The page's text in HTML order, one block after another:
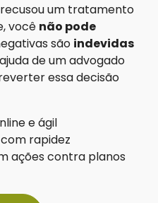
recusou um tratamento
você não pode
são indevidas
de um advogado
essa decisão
e ágil
rapidez
ações contra planos